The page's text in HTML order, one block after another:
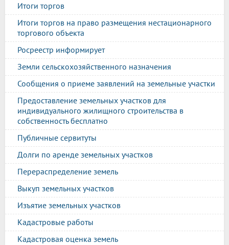
Итоги торгов
Итоги торгов на право размещения нестационарного
торгового объекта
Росреестр информирует
Земли сельскохозяйственного назначения
Сообщения о приеме заявлений на земельные участки
Предоставление земельных участков для
индивидуального жилищного строительства в
собственность бесплатно
Публичные сервитуты
Долги по аренде земельных участков
Перераспределение земель
Выкуп земельных участков
Изъятие земельных участков
Кадастровые работы
Кадастровая оценка земель